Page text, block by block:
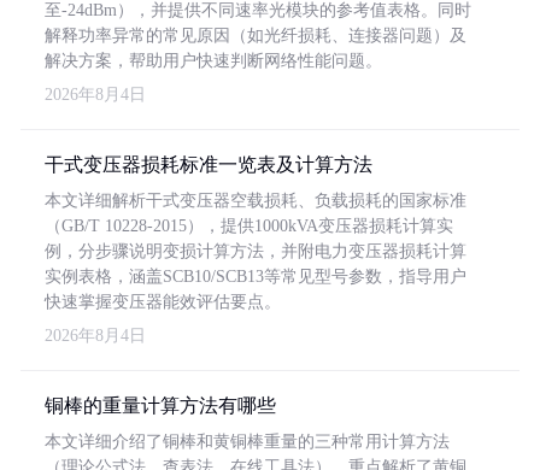
至-24dBm），并提供不同速率光模块的参考值表格。同时
解释功率异常的常见原因（如光纤损耗、连接器问题）及
解决方案，帮助用户快速判断网络性能问题。
2026年8月4日
干式变压器损耗标准一览表及计算方法
本文详细解析干式变压器空载损耗、负载损耗的国家标准
（GB/T 10228-2015），提供1000kVA变压器损耗计算实
例，分步骤说明变损计算方法，并附电力变压器损耗计算
实例表格，涵盖SCB10/SCB13等常见型号参数，指导用户
快速掌握变压器能效评估要点。
2026年8月4日
铜棒的重量计算方法有哪些
本文详细介绍了铜棒和黄铜棒重量的三种常用计算方法